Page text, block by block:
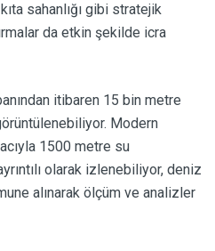
sahanlığı gibi stratejik
da etkin şekilde icra
itibaren 15 bin metre
Modern
1500 metre su
olarak izlenebiliyor, deniz
alınarak ölçüm ve analizler